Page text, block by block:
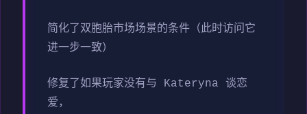
简化了双胞胎市场场景的条件（此时访问它
进一步一致）
修复了如果玩家没有与 Kateryna 谈恋
爱，